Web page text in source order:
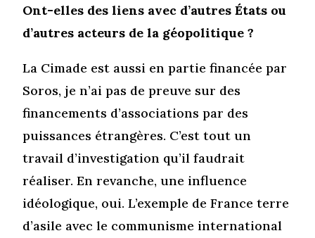
Ont-elles des liens avec d’autres États ou
d’autres acteurs de la géopolitique ?
La Cimade est aussi en partie financée par
Soros, je n’ai pas de preuve sur des
financements d’associations par des
puissances étrangères. C’est tout un
travail d’investigation qu’il faudrait
réaliser. En revanche, une influence
idéologique, oui. L’exemple de France terre
d’asile avec le communisme international